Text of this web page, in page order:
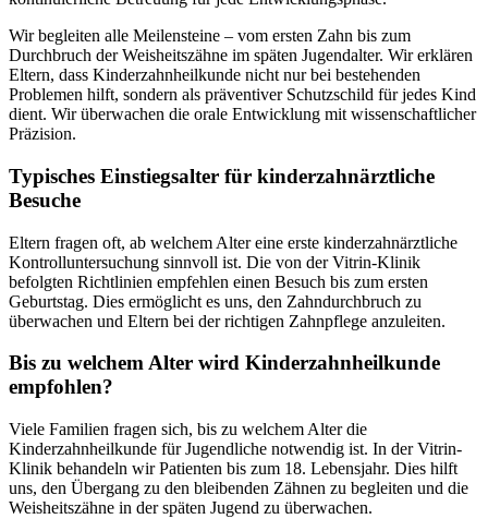
Wir begleiten alle Meilensteine – vom ersten Zahn bis zum
Durchbruch der Weisheitszähne im späten Jugendalter. Wir erklären
Eltern, dass Kinderzahnheilkunde nicht nur bei bestehenden
Problemen hilft, sondern als präventiver Schutzschild für jedes Kind
dient. Wir überwachen die orale Entwicklung mit wissenschaftlicher
Präzision.
Typisches Einstiegsalter für kinderzahnärztliche
Besuche
Eltern fragen oft, ab welchem Alter eine erste kinderzahnärztliche
Kontrolluntersuchung sinnvoll ist. Die von der Vitrin-Klinik
befolgten Richtlinien empfehlen einen Besuch bis zum ersten
Geburtstag. Dies ermöglicht es uns, den Zahndurchbruch zu
überwachen und Eltern bei der richtigen Zahnpflege anzuleiten.
Bis zu welchem Alter wird Kinderzahnheilkunde
empfohlen?
Viele Familien fragen sich, bis zu welchem Alter die
Kinderzahnheilkunde für Jugendliche notwendig ist. In der Vitrin-
Klinik behandeln wir Patienten bis zum 18. Lebensjahr. Dies hilft
uns, den Übergang zu den bleibenden Zähnen zu begleiten und die
Weisheitszähne in der späten Jugend zu überwachen.